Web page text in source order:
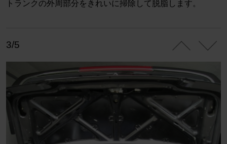
トランクの外周部分をきれいに掃除して脱脂します。
3/5